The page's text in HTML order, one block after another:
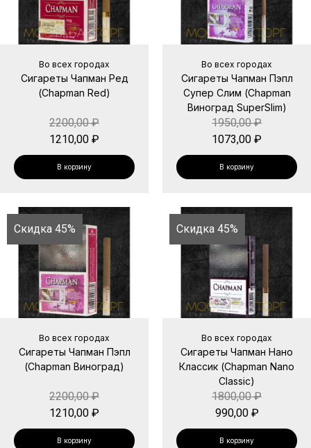
Во всех городах
Сигареты Чапман Ред
(Chapman Red)
2200,00₽
1210,00 ₽
В корзину
Во всех городах
Сигареты Чапман Пэпл
Супер Слим (Chapman
Виноград SuperSlim)
1950,00₽
1073,00 ₽
В корзину
Скидка 45%
Во всех городах
Сигареты Чапман Пэпл
(Chapman Виноград)
2200,00₽
1210,00 ₽
В корзину
Скидка 45%
Во всех городах
Сигареты Чапман Нано
Классик (Chapman Nano
Classic)
1800,00₽
990,00 ₽
В корзину